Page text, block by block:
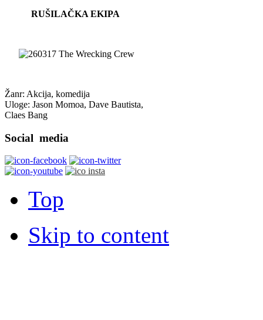
RUŠILAČKA EKIPA
Žanr: Akcija, komedija
Uloge: Jason Momoa, Dave Bautista,
Claes Bang
Social media
Top
Skip to content